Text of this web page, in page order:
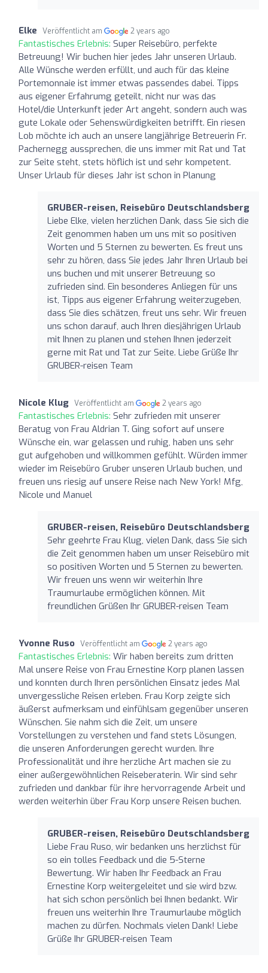
Elke Veröffentlicht am 2 years ago
Fantastisches Erlebnis: Super Reisebüro, perfekte
Betreuung! Wir buchen hier jedes Jahr unseren Urlaub.
Alle Wünsche werden erfüllt, und auch für das kleine
Portemonnaie ist immer etwas passendes dabei. Tipps
aus eigener Erfahrumg geteilt, nicht nur was das
Hotel/die Unterkunft jeder Art angeht, sondern auch was
gute Lokale oder Sehenswürdigkeiten betrifft. Ein riesen
Lob möchte ich auch an unsere langjährige Betreuerin Fr.
Pachernegg aussprechen, die uns immer mit Rat und Tat
zur Seite steht, stets höflich ist und sehr kompetent.
Unser Urlaub für dieses Jahr ist schon in Planung
GRUBER-reisen, Reisebüro Deutschlandsberg
Liebe Elke, vielen herzlichen Dank, dass Sie sich die
Zeit genommen haben um uns mit so positiven
Worten und 5 Sternen zu bewerten. Es freut uns
sehr zu hören, dass Sie jedes Jahr Ihren Urlaub bei
uns buchen und mit unserer Betreuung so
zufrieden sind. Ein besonderes Anliegen für uns
ist, Tipps aus eigener Erfahrung weiterzugeben,
dass Sie dies schätzen, freut uns sehr. Wir freuen
uns schon darauf, auch Ihren diesjährigen Urlaub
mit Ihnen zu planen und stehen Ihnen jederzeit
gerne mit Rat und Tat zur Seite. Liebe Grüße Ihr
GRUBER-reisen Team
Nicole Klug Veröffentlicht am 2 years ago
Fantastisches Erlebnis: Sehr zufrieden mit unserer
Beratug von Frau Aldrian T. Ging sofort auf unsere
Wünsche ein, war gelassen und ruhig, haben uns sehr
gut aufgehoben und willkommen gefühlt. Würden immer
wieder im Reisebüro Gruber unseren Urlaub buchen, und
freuen uns riesig auf unsere Reise nach New York! Mfg,
Nicole und Manuel
GRUBER-reisen, Reisebüro Deutschlandsberg
Sehr geehrte Frau Klug, vielen Dank, dass Sie sich
die Zeit genommen haben um unser Reisebüro mit
so positiven Worten und 5 Sternen zu bewerten.
Wir freuen uns wenn wir weiterhin Ihre
Traumurlaube ermöglichen können. Mit
freundlichen Grüßen Ihr GRUBER-reisen Team
Yvonne Ruso Veröffentlicht am 2 years ago
Fantastisches Erlebnis: Wir haben bereits zum dritten
Mal unsere Reise von Frau Ernestine Korp planen lassen
und konnten durch Ihren persönlichen Einsatz jedes Mal
unvergessliche Reisen erleben. Frau Korp zeigte sich
äußerst aufmerksam und einfühlsam gegenüber unseren
Wünschen. Sie nahm sich die Zeit, um unsere
Vorstellungen zu verstehen und fand stets Lösungen,
die unseren Anforderungen gerecht wurden. Ihre
Professionalität und ihre herzliche Art machen sie zu
einer außergewöhnlichen Reiseberaterin. Wir sind sehr
zufrieden und dankbar für ihre hervorragende Arbeit und
werden weiterhin über Frau Korp unsere Reisen buchen.
GRUBER-reisen, Reisebüro Deutschlandsberg
Liebe Frau Ruso, wir bedanken uns herzlichst für
so ein tolles Feedback und die 5-Sterne
Bewertung. Wir haben Ihr Feedback an Frau
Ernestine Korp weitergeleitet und sie wird bzw.
hat sich schon persönlich bei Ihnen bedankt. Wir
freuen uns weiterhin Ihre Traumurlaube möglich
machen zu dürfen. Nochmals vielen Dank! Liebe
Grüße Ihr GRUBER-reisen Team